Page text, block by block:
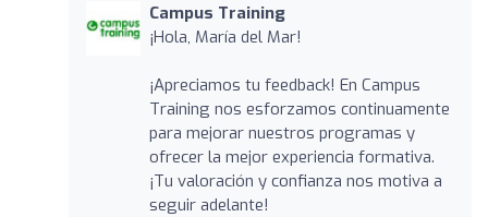
Campus Training
¡Hola, María del Mar!
¡Apreciamos tu feedback! En Campus
Training nos esforzamos continuamente
para mejorar nuestros programas y
ofrecer la mejor experiencia formativa.
¡Tu valoración y confianza nos motiva a
seguir adelante!